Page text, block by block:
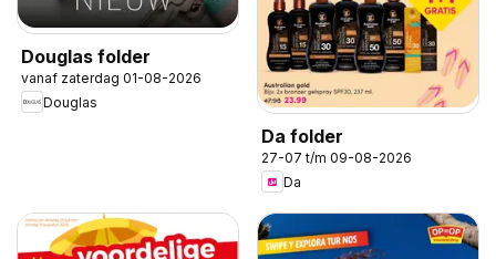
Douglas folder
vanaf zaterdag 01-08-2026
Douglas
Da folder
27-07 t/m 09-08-2026
Da